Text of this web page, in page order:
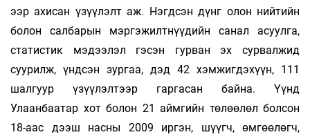
ээр ахисан үзүүлэлт аж. Нэгдсэн дүнг олон нийтийн
болон салбарын мэргэжилтнүүдийн санал асуулга,
статистик мэдээлэл гэсэн гурван эх сурвалжид
суурилж, үндсэн зургаа, дэд 42 хэмжигдэхүүн, 111
шалгуур үзүүлэлтээр гаргасан байна. Үүнд
Улаанбаатар хот болон 21 аймгийн төлөөлөл болсон
18-аас дээш насны 2009 иргэн, шүүгч, өмгөөлөгч,